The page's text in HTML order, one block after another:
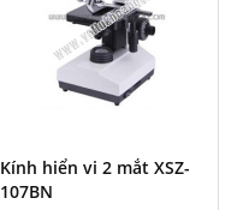
Kính hiển vi 2 mắt XSZ-
107BN